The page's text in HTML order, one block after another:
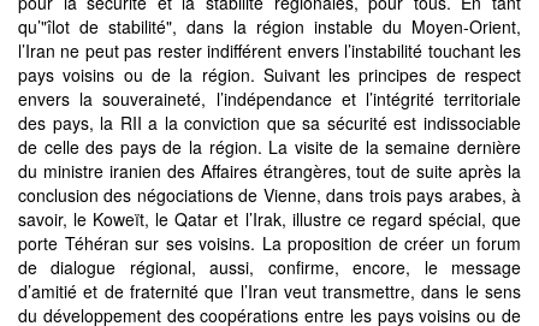
qu’"îlot de stabilité", dans la région instable du Moyen-Orient,
l’Iran ne peut pas rester indifférent envers l’instabilité touchant les
pays voisins ou de la région. Suivant les principes de respect
envers la souveraineté, l’indépendance et l’intégrité territoriale
des pays, la RII a la conviction que sa sécurité est indissociable
de celle des pays de la région. La visite de la semaine dernière
du ministre iranien des Affaires étrangères, tout de suite après la
conclusion des négociations de Vienne, dans trois pays arabes, à
savoir, le Koweït, le Qatar et l’Irak, illustre ce regard spécial, que
porte Téhéran sur ses voisins. La proposition de créer un forum
de dialogue régional, aussi, confirme, encore, le message
d’amitié et de fraternité que l’Iran veut transmettre, dans le sens
du développement des coopérations entre les pays voisins ou de